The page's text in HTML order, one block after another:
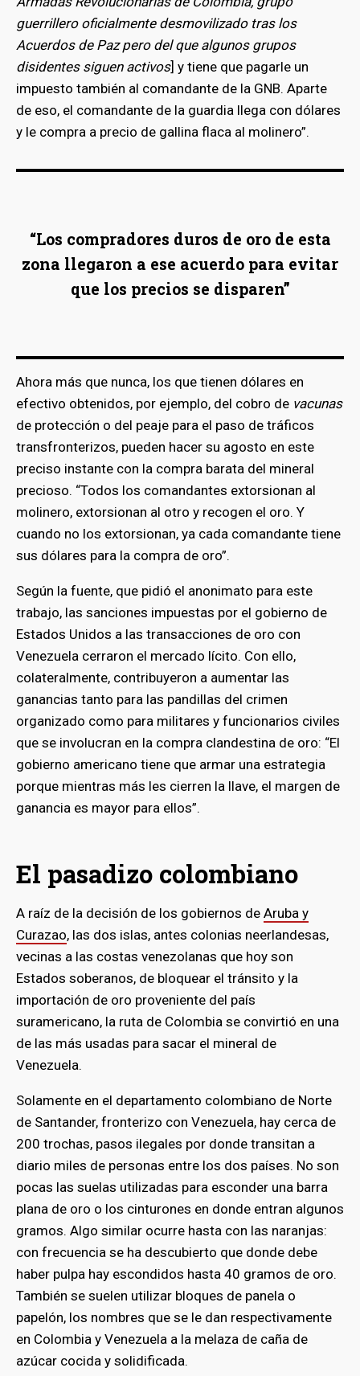
guerrillero oficialmente desmovilizado tras los
Acuerdos de Paz pero del que algunos grupos
disidentes siguen activos] y tiene que pagarle un
impuesto también al comandante de la GNB. Aparte
de eso, el comandante de la guardia llega con dólares
y le compra a precio de gallina flaca al molinero”.
“Los compradores duros de oro de esta
zona llegaron a ese acuerdo para evitar
que los precios se disparen”
Ahora más que nunca, los que tienen dólares en
efectivo obtenidos, por ejemplo, del cobro de vacunas
de protección o del peaje para el paso de tráficos
transfronterizos, pueden hacer su agosto en este
preciso instante con la compra barata del mineral
precioso. “Todos los comandantes extorsionan al
molinero, extorsionan al otro y recogen el oro. Y
cuando no los extorsionan, ya cada comandante tiene
sus dólares para la compra de oro”.
Según la fuente, que pidió el anonimato para este
trabajo, las sanciones impuestas por el gobierno de
Estados Unidos a las transacciones de oro con
Venezuela cerraron el mercado lícito. Con ello,
colateralmente, contribuyeron a aumentar las
ganancias tanto para las pandillas del crimen
organizado como para militares y funcionarios civiles
que se involucran en la compra clandestina de oro: “El
gobierno americano tiene que armar una estrategia
porque mientras más les cierren la llave, el margen de
ganancia es mayor para ellos”.
El pasadizo colombiano
A raíz de la decisión de los gobiernos de Aruba y
Curazao, las dos islas, antes colonias neerlandesas,
vecinas a las costas venezolanas que hoy son
Estados soberanos, de bloquear el tránsito y la
importación de oro proveniente del país
suramericano, la ruta de Colombia se convirtió en una
de las más usadas para sacar el mineral de
Venezuela.
Solamente en el departamento colombiano de Norte
de Santander, fronterizo con Venezuela, hay cerca de
200 trochas, pasos ilegales por donde transitan a
diario miles de personas entre los dos países. No son
pocas las suelas utilizadas para esconder una barra
plana de oro o los cinturones en donde entran algunos
gramos. Algo similar ocurre hasta con las naranjas:
con frecuencia se ha descubierto que donde debe
haber pulpa hay escondidos hasta 40 gramos de oro.
También se suelen utilizar bloques de panela o
papelón, los nombres que se le dan respectivamente
en Colombia y Venezuela a la melaza de caña de
azúcar cocida y solidificada.